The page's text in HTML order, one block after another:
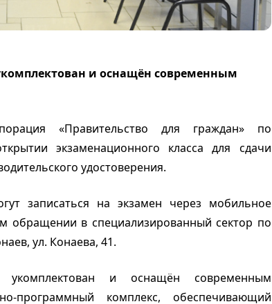
и оснащён современным
«Правительство для граждан» по
экзаменационного класса для сдачи
удостоверения.
записаться на экзамен через мобильное
обращении в специализированный сектор по
ул. Конаева, 41.
укомплектован и оснащён современным
программный комплекс, обеспечивающий